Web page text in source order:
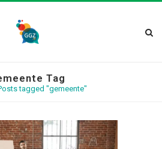
Tag
tagged "gemeente"